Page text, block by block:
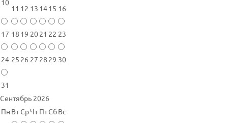
10
11 12 13 1415 16
17 18 19 2021 22 23
24 25 26 27 28 29 30
31
Сентябрь 2026
Пн ВтСрЧт ПтСбВс